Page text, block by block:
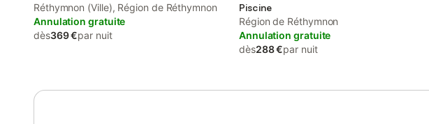
Réthymnon (Ville), Région de Réthymnon
Annulation gratuite
dès369 €par nuit
Piscine
Région de Réthymnon
Annulation gratuite
dès288 €par nuit